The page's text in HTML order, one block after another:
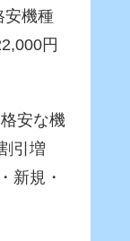
安機種
円
安な機
引増
新規・